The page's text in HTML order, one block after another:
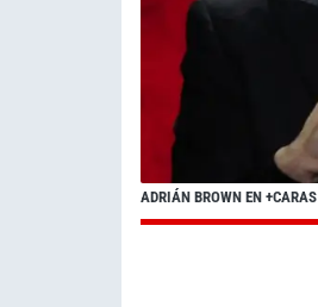
ADRIÁN BROWN EN +CARAS